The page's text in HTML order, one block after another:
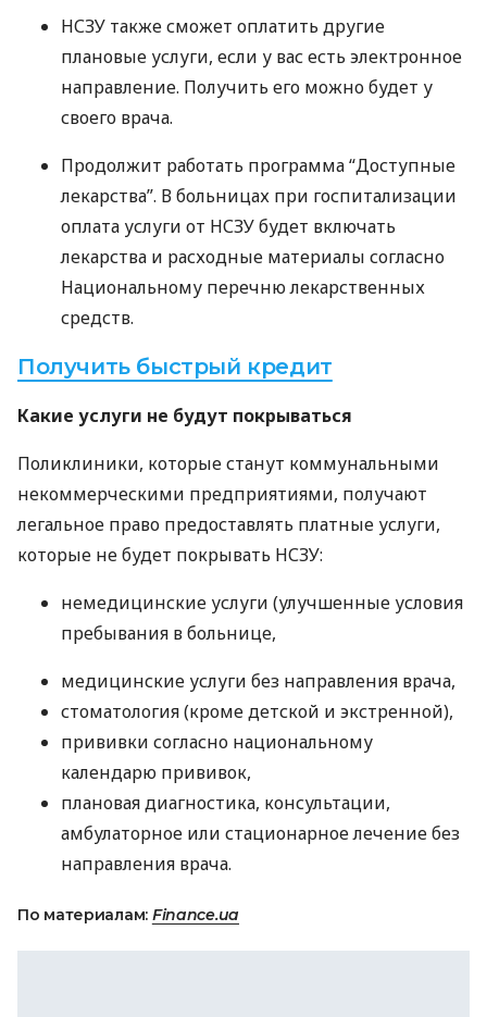
НСЗУ также сможет оплатить другие
плановые услуги, если у вас есть электронное
направление. Получить его можно будет у
своего врача.
Продолжит работать программа “Доступные
лекарства”. В больницах при госпитализации
оплата услуги от НСЗУбудет включать
лекарства и расходные материалы согласно
Национальному перечню лекарственных
средств.
Получить быстрый кредит
Какие услуги не будут покрываться
Поликлиники, которые станут коммунальными
некоммерческими предприятиями, получают
легальное право предоставлять платные услуги,
которые не будет покрывать НСЗУ:
немедицинские услуги (улучшенные условия
пребывания в больнице,
медицинские услуги без направления врача,
стоматология (кроме детской и экстренной),
прививки согласно национальному
календарю прививок,
плановая диагностика, консультации,
амбулаторное или стационарное лечение без
направления врача.
По материалам: Finance.ua